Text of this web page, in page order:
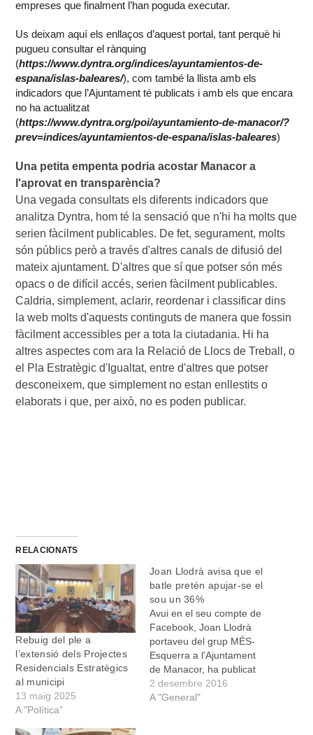
empreses que finalment l’han poguda executar.
Us deixam aquí els enllaços d’aquest portal, tant perquè hi
pugueu consultar el rànquing
(https://www.dyntra.org/indices/ayuntamientos-de-
espana/islas-baleares/), com també la llista amb els
indicadors que l’Ajuntament té publicats i amb els que encara
no ha actualitzat
(https://www.dyntra.org/poi/ayuntamiento-de-manacor/?
prev=indices/ayuntamientos-de-espana/islas-baleares)
Una petita empenta podria acostar Manacor a
l'aprovat en transparència?
Una vegada consultats els diferents indicadors que
analitza Dyntra, hom té la sensació que n'hi ha molts que
serien fàcilment publicables. De fet, segurament, molts
són públics però a través d'altres canals de difusió del
mateix ajuntament. D'altres que sí que potser són més
opacs o de difícil accés, serien fàcilment publicables.
Caldria, simplement, aclarir, reordenar i classificar dins
la web molts d'aquests continguts de manera que fossin
fàcilment accessibles per a tota la ciutadania. Hi ha
altres aspectes com ara la Relació de Llocs de Treball, o
el Pla Estratègic d'Igualtat, entre d'altres que potser
desconeixem, que simplement no estan enllestits o
elaborats i que, per això, no es poden publicar.
RELACIONATS
Rebuig del ple a
l’extensió dels Projectes
Residencials Estratègics
al municipi
13 maig 2025
A "Política"
Joan Llodrà avisa que el
batle pretén apujar-se el
sou un 36%
Avui en el seu compte de
Facebook, Joan Llodrà
portaveu del grup MÉS-
Esquerra a l'Ajuntament
de Manacor, ha publicat
un post en què anunciava,
sense cap altre comentari
2 desembre 2016
A "General"